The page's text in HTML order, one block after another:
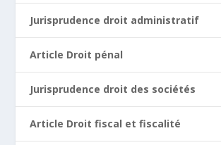
Jurisprudence droit administratif
Article Droit pénal
Jurisprudence droit des sociétés
Article Droit fiscal et fiscalité